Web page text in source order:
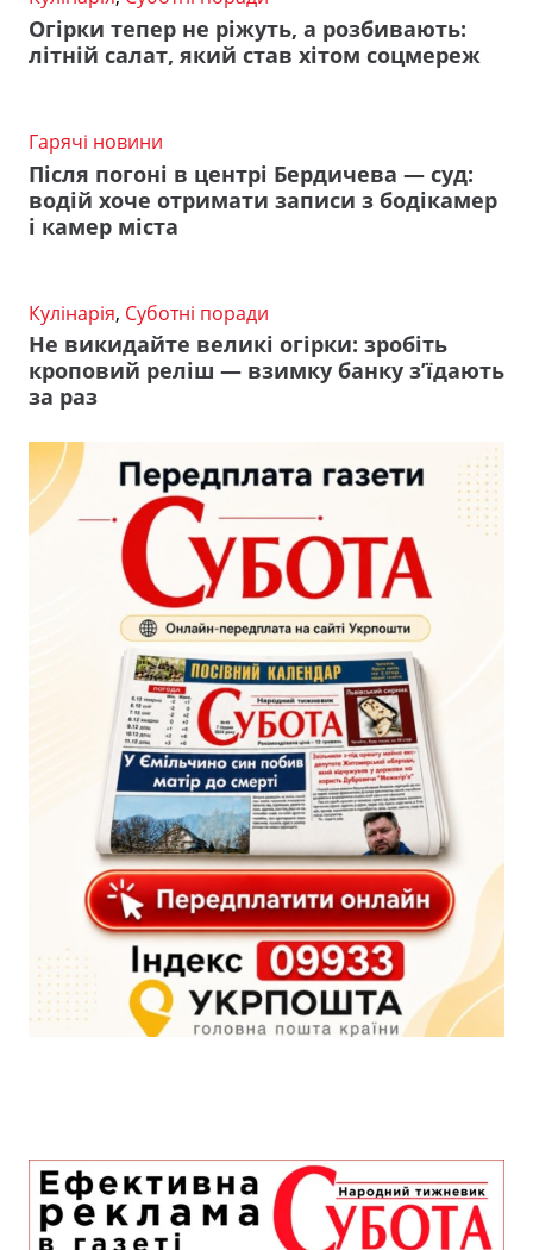
Огірки тепер не ріжуть, а розбивають:
літній салат, який став хітом соцмереж
Гарячі новини
Після погоні в центрі Бердичева — суд:
водій хоче отримати записи з бодікамер
і камер міста
Кулінарія, Суботні поради
Не викидайте великі огірки: зробіть
кроповий реліш — взимку банку з’їдають
за раз